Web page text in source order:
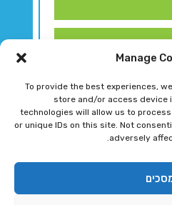
Manage
To provide the best experiences,
store and/or access device
technologies will allow us to
or unique IDs on this site. Not
adversely